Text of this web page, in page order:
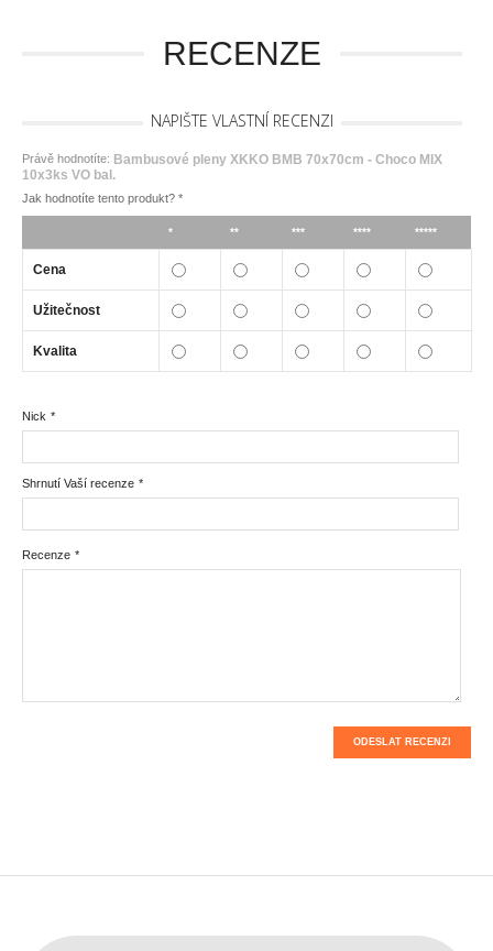
RECENZE
NAPIŠTE VLASTNÍ RECENZI
Právě hodnotíte: Bambusové pleny XKKO BMB 70x70cm - Choco MIX
10x3ks VO bal.
Jak hodnotíte tento produkt? *
* ** *** **** *****
Cena
Užitečnost
Kvalita
*
Nick
*
Shrnutí Vaší recenze
*
Recenze
ODESLAT RECENZI